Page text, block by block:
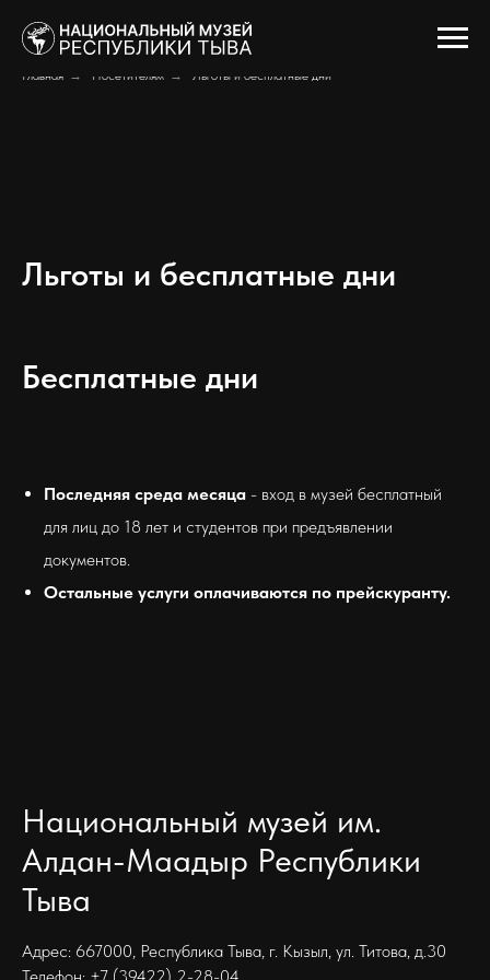
Главная → Посетителям → Льготы и бесплатные дни
Льготы и бесплатные дни
Бесплатные дни
Последняя среда месяца - вход в музей бесплатный
для лиц до 18 лет и студентов при предъявлении
документов.
Остальные услуги оплачиваются по прейскуранту.
Национальный музей им.
Алдан-Маадыр Республики
Тыва
Адрес: 667000, Республика Тыва, г. Кызыл, ул. Титова, д.30